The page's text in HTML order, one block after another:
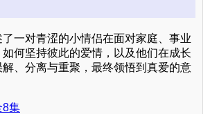
了一对青涩的小情侣在面对家庭、事业
何坚持彼此的爱情，以及他们在成长
、分离与重聚，最终领悟到真爱的意
8集